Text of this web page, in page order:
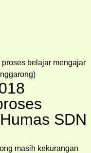
SDN
masih kekurangan